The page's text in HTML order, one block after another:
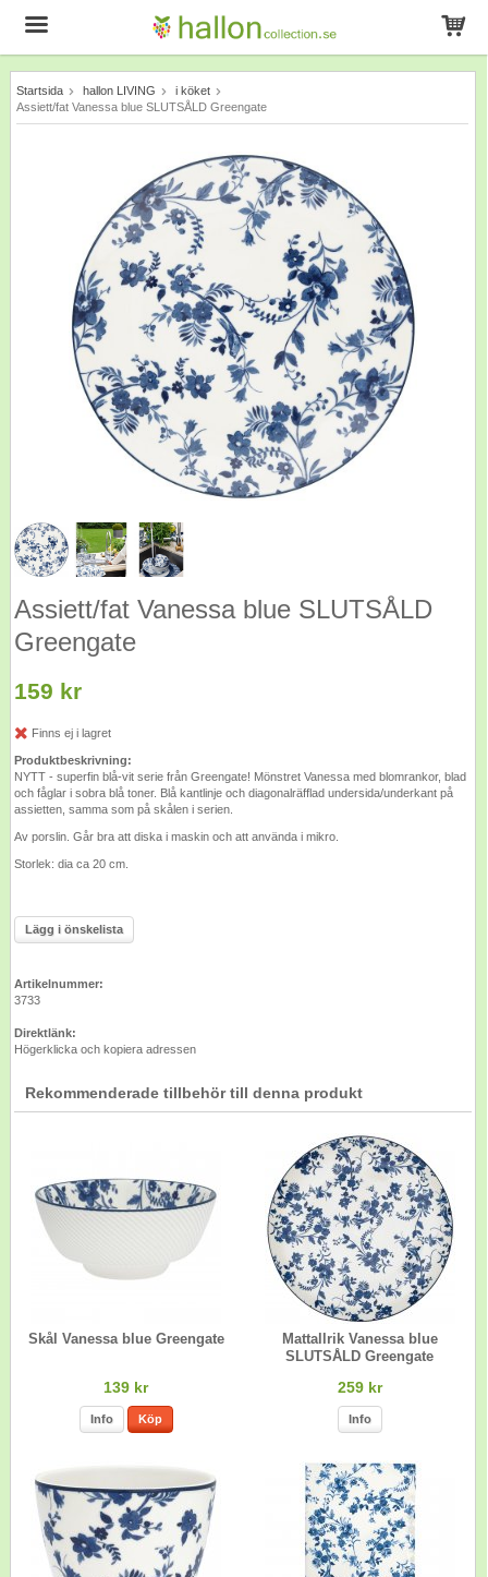
Produkten har blivit tillagd i varukorgen
Startsida hallon LIVING
i köket
Assiett/fat Vanessa blue SLUTSÅLD Greengate
Assiett/fat Vanessa blue SLUTSÅLD
Greengate
159 kr
Finns ej i lagret
Produktbeskrivning:
NYTT - superfin blå-vit serie från Greengate! Mönstret Vanessa med blomrankor, blad
och fåglar i sobra blå toner. Blå kantlinje och diagonalräfflad undersida/underkant på
assietten, samma som på skålen i serien.
Av porslin. Går bra att diska i maskin och att använda i mikro.
Storlek: dia ca 20 cm.
Lägg i önskelista
Artikelnummer:
3733
Direktlänk:
Högerklicka och kopiera adressen
Rekommenderade tillbehör till denna produkt
Skål Vanessa blue Greengate
139 kr
Info Köp
Mattallrik Vanessa blue
SLUTSÅLD Greengate
259 kr
Info